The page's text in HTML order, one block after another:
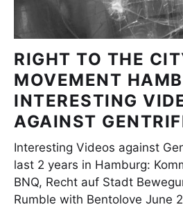
RIGHT TO THE
MOVEMENT
INTERESTING
AGAINST
Interesting Videos against
last 2 years in Hamburg:
BNQ, Recht auf Stadt
Rumble with Bentolove June